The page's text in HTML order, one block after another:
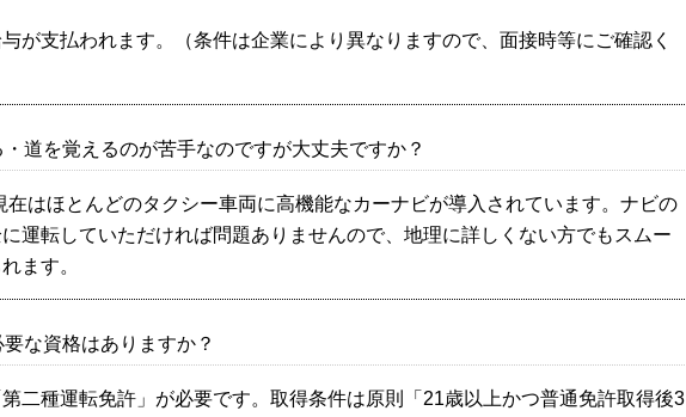
が支払われます。（条件は企業により異なりますので、面接時等にご確認く
道を覚えるのが苦手なのですが大丈夫ですか？
在はほとんどのタクシー車両に高機能なカーナビが導入されています。ナビの
運転していただければ問題ありませんので、地理に詳しくない方でもスムー
ます。
な資格はありますか？
二種運転免許」が必要です。取得条件は原則「21歳以上かつ普通免許取得後3